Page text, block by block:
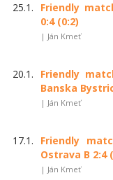
25.1.
Friendly
0:4 (0:2)
| Ján Kmeť
20.1.
Friendly
Banska
| Ján Kmeť
17.1.
Friendly
Ostrava B 2:4
| Ján Kmeť